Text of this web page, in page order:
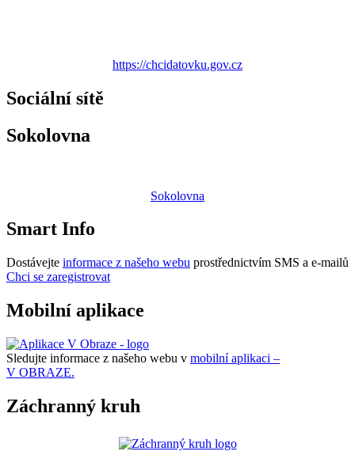
https://chcidatovku.gov.cz
Sociální sítě
Sokolovna
Sokolovna
Smart Info
Dostávejte informace z našeho webu prostřednictvím SMS a e-mailů
Chci se zaregistrovat
Mobilní aplikace
Sledujte informace z našeho webu v mobilní aplikaci –
V OBRAZE.
Záchranný kruh